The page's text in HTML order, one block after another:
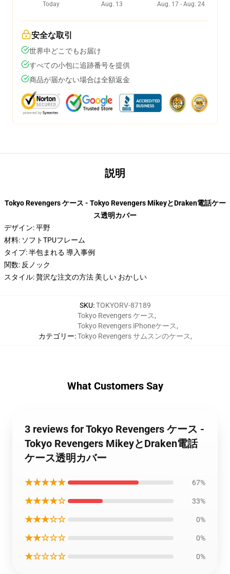
Today
Aug. 13
Aug. 17 - Aug. 24
安全な取引
世界中どこでもお届け
すべての小包に追跡番号を提供
商品が届かない場合は全額返金
説明
Tokyo Revengers ケース - Tokyo Revengers MikeyとDraken電話ケー
ス透明カバー
デザイン: 平野
材料: ソフトTPUフレーム
タイプ: 半包まれる 導入事例
関数: 反ノック
スタイル: 贅沢な注文の方法 美しい おかしい
SKU:TOKYORV-87189
カテゴリー:
Tokyo Revengers ケース,
Tokyo Revengers iPhoneケース,
Tokyo Revengers サムスンのケース,
What Customers Say
3 reviews for Tokyo Revengers ケース -
Tokyo Revengers MikeyとDraken電話
ケース透明カバー
★★★★★ 67%
★★★★☆ 33%
★★★☆☆ 0%
★★☆☆☆ 0%
★☆☆☆☆ 0%